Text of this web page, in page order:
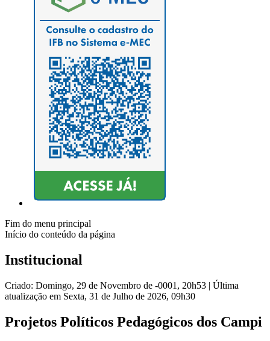
Fim do menu principal
Início do conteúdo da página
Institucional
Criado: Domingo, 29 de Novembro de -0001, 20h53 | Última
atualização em Sexta, 31 de Julho de 2026, 09h30
Projetos Políticos Pedagógicos dos Campi